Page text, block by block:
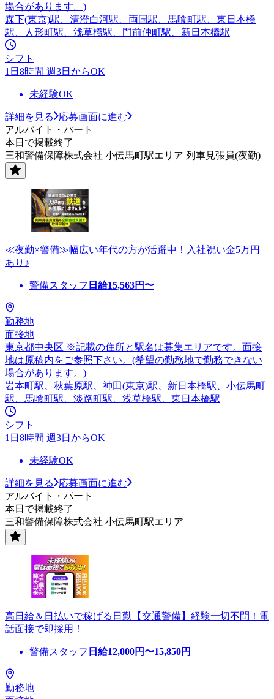
場合があります。)
森下(東京)駅、清澄白河駅、両国駅、馬喰町駅、東日本橋
駅、人形町駅、浅草橋駅、門前仲町駅、新日本橋駅
シフト
1日8時間 週3日からOK
未経験OK
詳細を見る
応募画面に進む
アルバイト・パート
本日で掲載終了
三和警備保障株式会社 小伝馬町駅エリア 列車見張員(夜勤)
≪夜勤×警備≫幅広い年代の方が活躍中！入社祝い金5万円
あり♪
警備スタッフ 日給15,563円〜
勤務地
面接地
東京都中央区 ※記載の住所と駅名は募集エリアです。面接
地は原稿内をご参照下さい。(希望の勤務地で勤務できない
場合があります。)
岩本町駅、秋葉原駅、神田(東京)駅、新日本橋駅、小伝馬町
駅、馬喰町駅、淡路町駅、浅草橋駅、東日本橋駅
シフト
1日8時間 週3日からOK
未経験OK
詳細を見る
応募画面に進む
アルバイト・パート
本日で掲載終了
三和警備保障株式会社 小伝馬町駅エリア
高日給＆日払いで稼げる日勤【交通警備】経験一切不問！電
話面接で即採用！
警備スタッフ 日給12,000円〜15,850円
勤務地